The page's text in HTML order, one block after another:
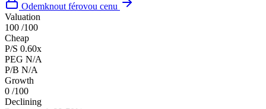
Odemknout férovou cenu
Valuation
100 /100
Cheap
P/S 0.60x
PEG N/A
P/B N/A
Growth
0 /100
Declining